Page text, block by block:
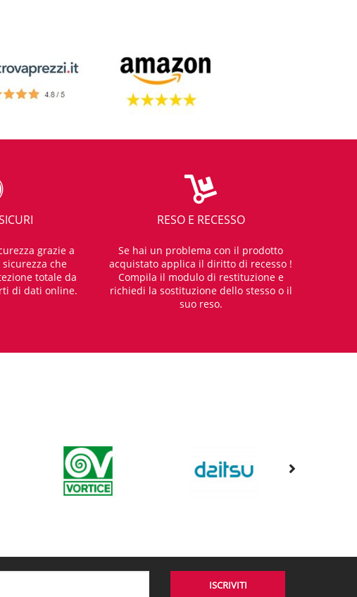
grazie a
che
totale da
di dati online.
RESO E RECESSO
Se hai un problema con il prodotto
acquistato applica il diritto di recesso !
Compila il modulo di restituzione e
richiedi la sostituzione dello stesso o il
suo reso.
ISCRIVITI